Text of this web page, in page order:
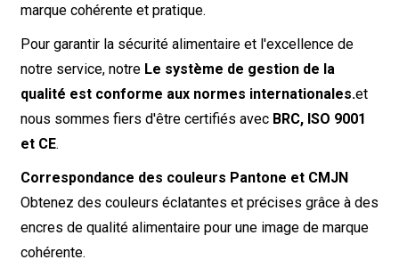
marque cohérente et pratique.
Pour garantir la sécurité alimentaire et l'excellence de
notre service, notre Le système de gestion de la
qualité est conforme aux normes internationales.et
nous sommes fiers d'être certifiés avec BRC, ISO 9001
et CE.
Correspondance des couleurs Pantone et CMJN
Obtenez des couleurs éclatantes et précises grâce à des
encres de qualité alimentaire pour une image de marque
cohérente.